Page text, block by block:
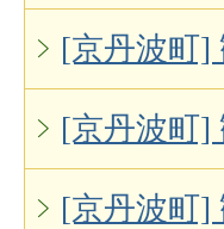
[京丹波町]
[京丹波町]
[京丹波町]